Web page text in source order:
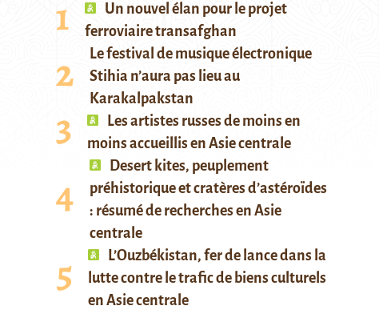
Un nouvel élan pour le projet
ferroviaire transafghan
Le festival de musique électronique
Stihia n’aura pas lieu au
Karakalpakstan
Les artistes russes de moins en
moins accueillis en Asie centrale
Desert kites, peuplement
préhistorique et cratères d’astéroïdes
: résumé de recherches en Asie
centrale
L’Ouzbékistan, fer de lance dans la
lutte contre le trafic de biens culturels
en Asie centrale